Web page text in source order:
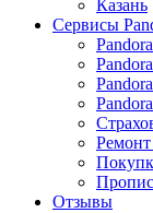
Казань
Сервисы
Ремонт
Отзывы